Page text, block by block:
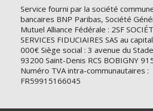
Service fourni par la société
bancaires BNP Paribas, Société
Mutuel Alliance Fédérale : 2SF
SERVICES FIDUCIAIRES SAS au
000€ Siège social : 3 avenue du
93200 Saint-Denis RCS BOBIGNY
Numéro TVA intra-communautaires :
FR59915166045